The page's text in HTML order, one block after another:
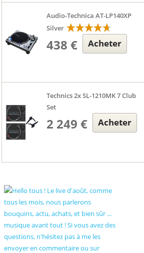
Audio-Technica AT-LP140XP
Silver
438 € Acheter
Technics 2x SL-1210MK 7 Club
Set
2 249 € Acheter